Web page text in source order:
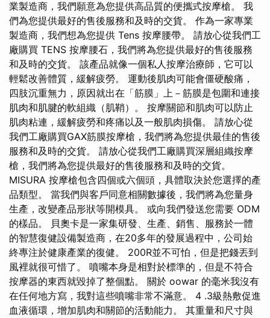
業製造商，我們願意為您提供高品質的便攜式按摩槍。 我
們為您提供最好的售後服務和及時的交貨。 作為一家專業
製造商，我們想為您提供 Tens 按摩腰帶。 請放心從我們工
廠購買 TENS 按摩腰石，我們將為您提供最好的售後服務
和及時的交貨。 該產品就像一個私人按摩治療師，它可以
輕鬆改善體質，緩解疲勞。 運動後肌肉可能會僵硬酸痛，
四肢沉重無力，原因就出在「筋膜」上－筋膜是包圍和連接
肌肉和肌腱的軟組織（肌鞘）。 按摩關節和肌肉可以防止
肌肉粘連，緩解疲勞和疼痛以及一般肌肉損傷。 請放心從
我們工廠購買GAX筋膜按摩槍，我們將為您提供最佳的售後
服務和及時的交貨。 請放心從我們工廠購買深層組織按摩
槍，我們將為您提供最好的售後服務和及時的交貨。
MISURA 按摩槍包含四個或六個頭，具體取決於您選擇的產
品類型。 當我們與客戶同意相關數據後，我們將為您量身
生產，改變產品形狀等開模具。 或向我們發送您需要 ODM
的樣品。 貝奧卡是一家集研發、生產、銷售、服務於一體
的智慧復健設備製造商，在20多年的發展過程中，公司始
終專注於健康產業的復健。 200R並不可怕，但是把錢丟到
風裡就很可惜了。 噴嘴本身是相對於標準的，但是不符合
按摩器的東西就毀掉了整個點。 關於 oowar 的毫米我沒有
在任何地方寫，我對這些噴嘴非常不滿意。 4 .3級熱敷促進
血液循環，增加肌肉和關節的活動能力。 其重量和尺寸與